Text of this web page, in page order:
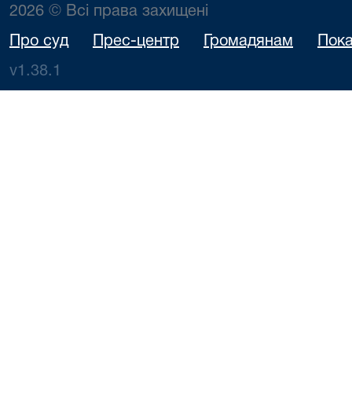
2026 © Всі права захищені
Про суд Прес-центр Громадянам
v1.38.1